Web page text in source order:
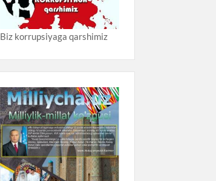
Biz korrupsiyaga qarshimiz